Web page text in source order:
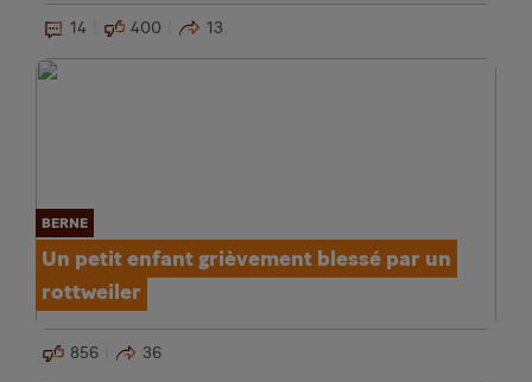
14 400 13
BERNE
Un petit enfant grièvement blessé par un
rottweiler
856 36